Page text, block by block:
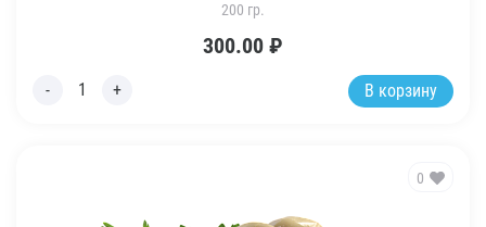
200 гр.
300.00 ₽
В корзину
0